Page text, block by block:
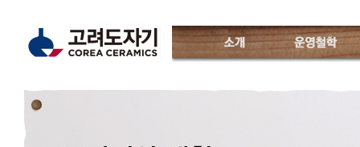
소개 운영철학